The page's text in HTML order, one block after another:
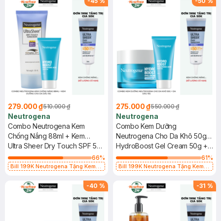
279.000 ₫510.000 ₫
Neutrogena
Combo Neutrogena Kem
Chống Nắng 88ml + Kem
Dưỡng Cho Da Dầu 15g
Ultra Sheer Dry Touch SPF 50+
+ Hydro Boost Water Gel
66%
Bill 199K Neutrogena Tặng Kem
275.000 ₫550.000 ₫
Neutrogena
Combo Kem Dưỡng
Neutrogena Cho Da Khô 50g +
Da Dầu 15g
HydroBoost Gel Cream 50g +
Water Gel 15g
61%
Bill 199K Neutrogena Tặng Kem
-40 % -31 %